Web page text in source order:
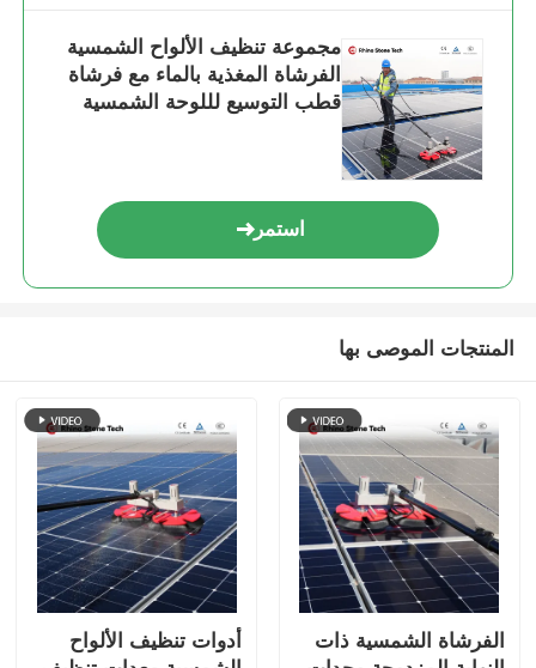
مجموعة تنظيف الألواح الشمسية
الفرشاة المغذية بالماء مع فرشاة
قطب التوسيع لللوحة الشمسية
استمر
المنتجات الموصى بها
الفرشاة الشمسية ذات
أدوات تنظيف الألواح